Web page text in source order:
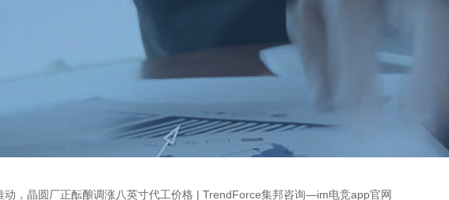
动，晶圆厂正酝酿调涨八英寸代工价格 | TrendForce集邦咨询—im电竞app官网